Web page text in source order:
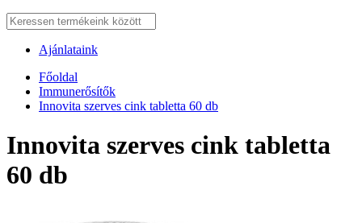
Ajánlataink
Főoldal
Immunerősítők
Innovita szerves cink tabletta 60 db
Innovita szerves cink tabletta
60 db